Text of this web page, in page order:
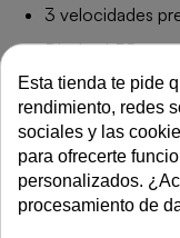
3 velocidades
Display LED
parámetros
Entrecentros:
Presión máxima
Temperatura de
Índice de
Esta tienda te pide
rendimiento, redes
sociales y las
para ofrecerte
personalizados.
procesamiento de